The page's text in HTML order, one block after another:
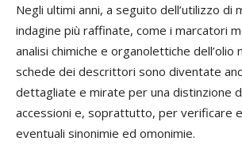
Negli ultimi anni, a seguito dell’utilizzo di
indagine più raffinate, come i marcatori
analisi chimiche e organolettiche dell’olio
schede dei descrittori sono diventate
dettagliate e mirate per una distinzione
accessioni e, soprattutto, per verificare
eventuali sinonimie ed omonimie.